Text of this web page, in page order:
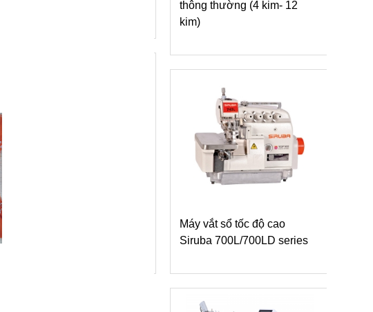
Máy vắt sổ Siruba 700L
Máy vắt sổ Siruba 700L